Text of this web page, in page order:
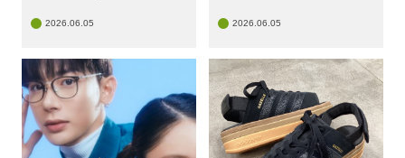
2026.06.05 2026.06.05